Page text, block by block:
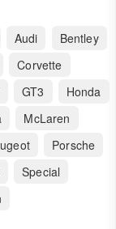
Audi
Bentley
Corvette
GT3
Honda
McLaren
Porsche
Special